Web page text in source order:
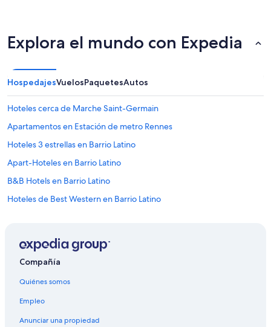
Explora el mundo con Expedia
HospedajesVuelosPaquetesAutos
Hoteles cerca de Marche Saint-Germain
Apartamentos en Estación de metro Rennes
Hoteles 3 estrellas en Barrio Latino
Apart-Hoteles en Barrio Latino
B&B Hotels en Barrio Latino
Hoteles de Best Western en Barrio Latino
Hoteles baratos en Barrio Latino
Hoteles que aceptan mascotas en Barrio Latino
Compañía
Quiénes somos
Empleo
Anunciar una propiedad